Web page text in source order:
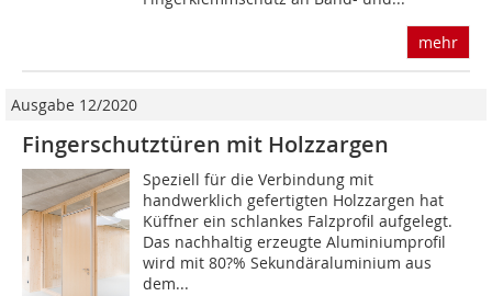
mehr
Ausgabe 12/2020
Fingerschutztüren mit Holzzargen
Speziell für die Verbindung mit
handwerklich gefertigten Holzzargen hat
Küffner ein schlankes Falzprofil aufgelegt.
Das nachhaltig erzeugte Aluminiumprofil
wird mit 80?% Sekundäraluminium aus
dem...